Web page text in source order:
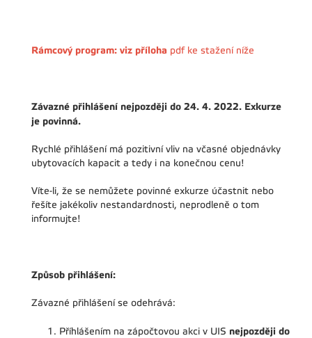
Rámcový program: viz příloha pdf ke stažení níže
Závazné přihlášení nejpozději do 24. 4. 2022. Exkurze
je povinná.
Rychlé přihlášení má pozitivní vliv na včasné objednávky
ubytovacích kapacit a tedy i na konečnou cenu!
Víte-li, že se nemůžete povinné exkurze účastnit nebo
řešíte jakékoliv nestandardnosti, neprodleně o tom
informujte!
Způsob přihlášení:
Závazné přihlášení se odehrává:
Příhlášením na zápočtovou akci v UIS nejpozději do